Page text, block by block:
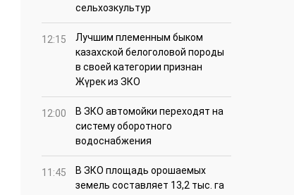
сельхозкультур
12:15
Лучшим племенным быком
казахской белоголовой породы
в своей категории признан
Жүрек из ЗКО
12:00
В ЗКО автомойки переходят на
систему оборотного
водоснабжения
11:45
В ЗКО площадь орошаемых
земель составляет 13,2 тыс. га